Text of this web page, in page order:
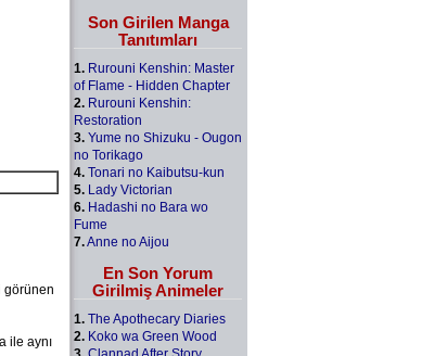
görünen
ile aynı
Son Girilen Manga
Tanıtımları
1. Rurouni Kenshin: Master
of Flame - Hidden Chapter
2. Rurouni Kenshin:
Restoration
3. Yume no Shizuku - Ougon
no Torikago
4. Tonari no Kaibutsu-kun
5. Lady Victorian
6. Hadashi no Bara wo
Fume
7.Anne no Aijou
En Son Yorum
Girilmiş Animeler
1. The Apothecary Diaries
2. Koko wa Green Wood